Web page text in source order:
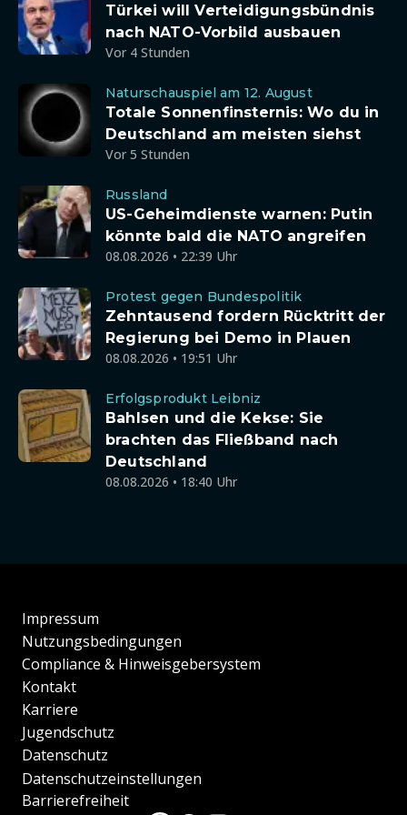
Türkei will Verteidigungsbündnis
nach NATO-Vorbild ausbauen
Vor 4 Stunden
Naturschauspiel am 12. August
Totale Sonnenfinsternis: Wo du in
Deutschland am meisten siehst
Vor 5 Stunden
Russland
US-Geheimdienste warnen: Putin
könnte bald die NATO angreifen
08.08.2026 • 22:39 Uhr
Protest gegen Bundespolitik
Zehntausend fordern Rücktritt der
Regierung bei Demo in Plauen
08.08.2026 • 19:51 Uhr
Erfolgsprodukt Leibniz
Bahlsen und die Kekse: Sie
brachten das Fließband nach
Deutschland
08.08.2026 • 18:40 Uhr
Impressum
Nutzungsbedingungen
Compliance & Hinweisgebersystem
Kontakt
Karriere
Jugendschutz
Datenschutz
Datenschutzeinstellungen
Barrierefreiheit